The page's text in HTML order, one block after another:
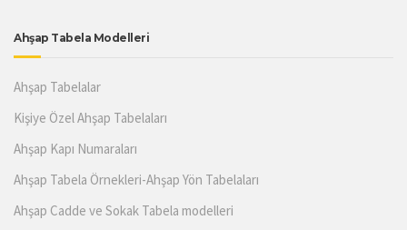
Ahşap Tabela Modelleri
Ahşap Tabelalar
Kişiye Özel Ahşap Tabelaları
Ahşap Kapı Numaraları
Ahşap Tabela Örnekleri-Ahşap Yön Tabelaları
Ahşap Cadde ve Sokak Tabela modelleri